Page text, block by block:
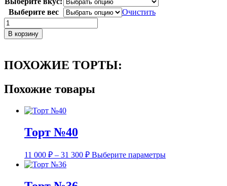
900 ₽
–
18
Выберите вес
Очистить
Количество
товара
Торт
В корзину
ПОХОЖИЕ ТОРТЫ:
Похожие товары
Торт №40
11 000 ₽ – 31 300 ₽Диапазон
Выберите параметрыЭтот